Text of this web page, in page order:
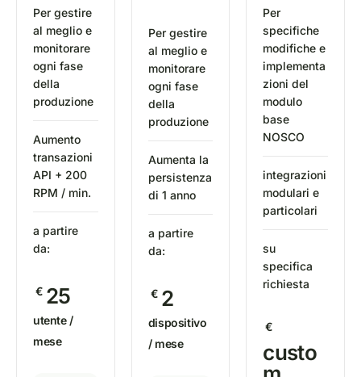
€ 25
utente /
mese
Per gestire
al meglio e
monitorare
ogni fase
della
produzione
Aumento
transazioni
API + 200
RPM / min.
a partire
da:
€ 2
dispositivo
/ mese
Per gestire
al meglio e
monitorare
ogni fase
della
produzione
Aumenta la
persistenza
di 1 anno
a partire
da:
€
custo
Per
specifiche
modifiche e
implementa
zioni del
modulo
base
NOSCO
integrazioni
modulari e
particolari
su
specifica
richiesta